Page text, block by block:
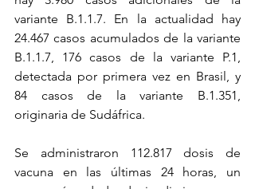
variante B.1.1.7. En la actualidad hay
24.467 casos acumulados de la variante
B.1.1.7, 176 casos de la variante P.1,
detectada por primera vez en Brasil, y
84 casos de la variante B.1.351,
originaria de Sudáfrica.
Se administraron 112.817 dosis de
vacuna en las últimas 24 horas, un